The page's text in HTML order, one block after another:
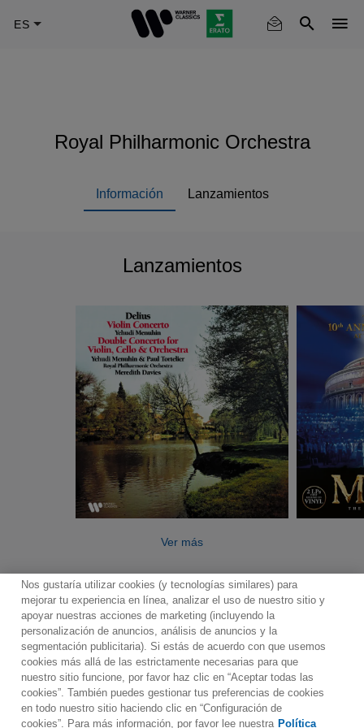
Royal Philharmonic Orchestra
Información Lanzamientos
Lanzamientos
Ver más
Contacto Boletin informativo
Términos de Uso
Política de Privacidad
Mapa web
Política de cookies
Ajustes de Cookies
Nos gustaría utilizar cookies (y tecnologías similares) para
mejorar tu experiencia en línea, analizar el uso de nuestro sitio y
apoyar nuestras acciones de marketing (incluyendo la
personalización de anuncios, análisis de anuncios y la
segmentación publicitaria). Si estás de acuerdo con que usemos
cookies más allá de las estrictamente necesarias para que
nuestro sitio funcione, por favor haz clic en “Aceptar todas las
cookies”. También puedes gestionar tus preferencias de cookies
en todo nuestro sitio haciendo clic en “Configuración de
cookies”. Para más información, por favor lee nuestra Política